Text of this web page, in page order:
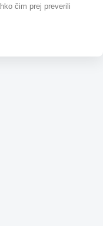
čim prej preverili